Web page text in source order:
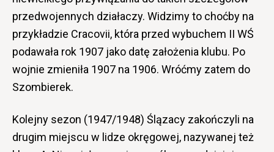
przedwojennych działaczy. Widzimy to choćby na
przykładzie Cracovii, która przed wybuchem II WŚ
podawała rok 1907 jako datę założenia klubu. Po
wojnie zmieniła 1907 na 1906. Wróćmy zatem do
Szombierek.
Kolejny sezon (1947/1948) Ślązacy zakończyli na
drugim miejscu w lidze okręgowej, nazywanej też